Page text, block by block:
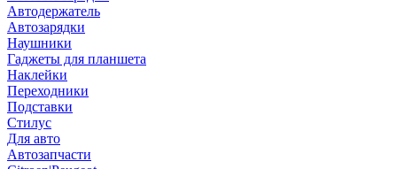
Автодержатель
Автозарядки
Наушники
Гаджеты для планшета
Наклейки
Переходники
Подставки
Стилус
Для авто
Автозапчасти